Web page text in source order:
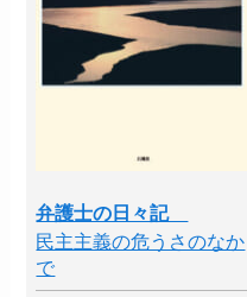
弁護士の日々記
民主主義の危うさのなか
で